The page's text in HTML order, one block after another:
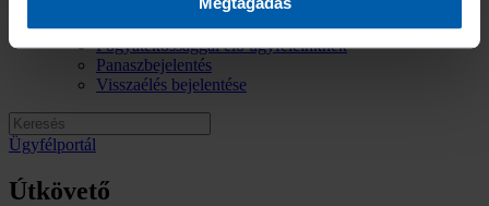
Sajtókapcsolat
Fogyatékossággal élő ügyfeleinknek
Panaszbejelentés
Visszaélés bejelentése
Ügyfélportál
Útkövető